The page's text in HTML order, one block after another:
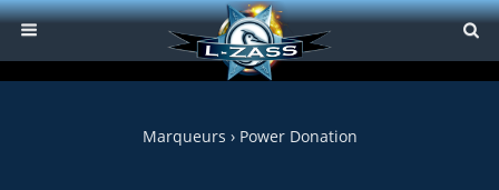
Marqueurs › Power Donation